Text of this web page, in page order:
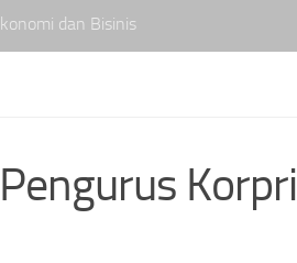
dan Bisinis
Korpri